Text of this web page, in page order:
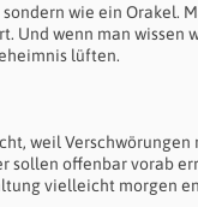
wie ein Orakel.
wenn man wissen
lüften.
weil Verschwörungen
sollen offenbar vorab
vielleicht morgen